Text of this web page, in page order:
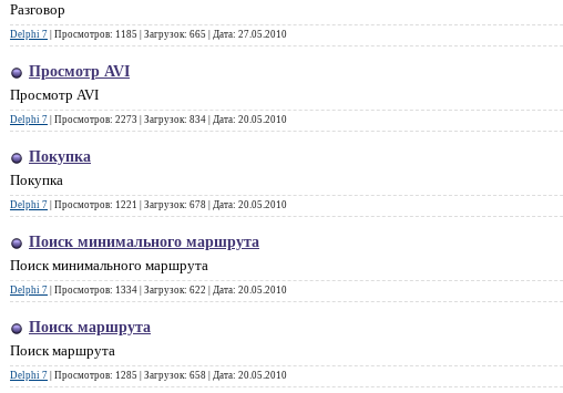
Разговор
Delphi 7 Просмотров: 1185 Загрузок: 665 Дата: 27.05.2010
Просмотр AVI
Просмотр AVI
Delphi 7 Просмотров: 2273 Загрузок: 834 Дата: 20.05.2010
Покупка
Покупка
Delphi 7 Просмотров: 1221 Загрузок: 678 Дата: 20.05.2010
Поиск минимального маршрута
Поиск минимального маршрута
Delphi 7 Просмотров: 1334 Загрузок: 622 Дата: 20.05.2010
Поиск маршрута
Поиск маршрута
Delphi 7 Просмотров: 1285 Загрузок: 658 Дата: 20.05.2010